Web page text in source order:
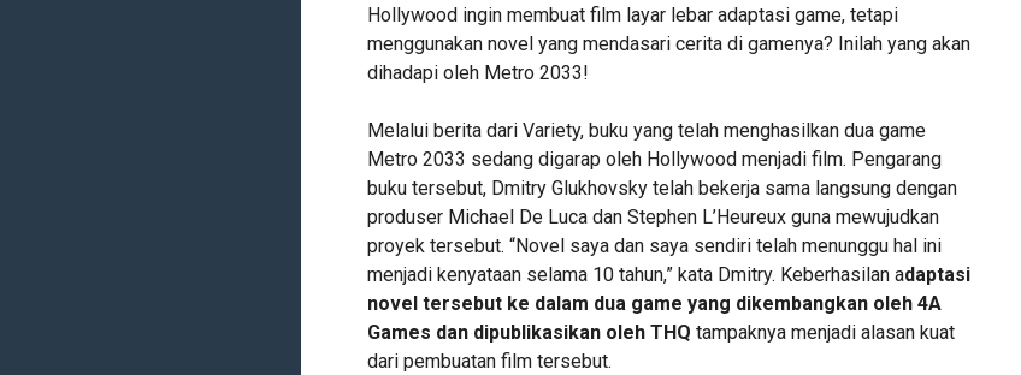
Hollywood ingin membuat film layar lebar adaptasi game, tetapi
menggunakan novel yang mendasari cerita di gamenya? Inilah yang akan
dihadapi oleh Metro 2033!
Melalui berita dari Variety, buku yang telah menghasilkan dua game
Metro 2033 sedang digarap oleh Hollywood menjadi film. Pengarang
buku tersebut, Dmitry Glukhovsky telah bekerja sama langsung dengan
produser Michael De Luca dan Stephen L’Heureux guna mewujudkan
proyek tersebut. “Novel saya dan saya sendiri telah menunggu hal ini
menjadi kenyataan selama 10 tahun,” kata Dmitry. Keberhasilan adaptasi
novel tersebut ke dalam dua game yang dikembangkan oleh 4A
Games dan dipublikasikan oleh THQ tampaknya menjadi alasan kuat
dari pembuatan film tersebut.